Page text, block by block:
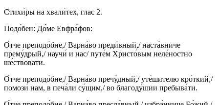
Стихи́ры на хвали́тех, глас 2.
Подо́бен: До́ме Евфра́фов:
О́тче преподо́бне,/ Варна́во преди́вный,/ наста́вниче
прему́дрый,/ научи́ и нас/ путе́м Христо́вым неле́ностно
ше́ствовати.
О́тче преподо́бне,/ Варна́во пречу́дный,/ уте́шителю кро́ткий,/
помози́ нам, в печа́ли су́щим,/ во благоду́шии пребыва́ти.